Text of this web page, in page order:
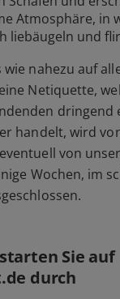
Atmosphäre, in
liebäugeln und
wie nahezu auf
Netiquette,
dringend
handelt, wird
von
Wochen, im
Sie auf
durch